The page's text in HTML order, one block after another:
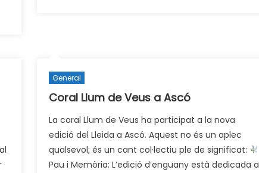
General
Coral Llum de Veus a Ascó
La coral Llum de Veus ha participat a la nova
edició del Lleida a Ascó. Aquest no és un aplec
qualsevol; és un cant col·lectiu ple de significat:
Pau i Memòria: L’edició d’enguany està dedicada a